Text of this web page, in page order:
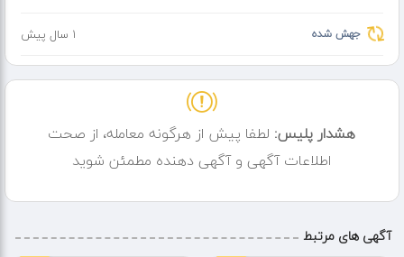
خدمات و نظرات مشتریان ما بیشتر آشنا شوید!
???? برای دریافت مشاوره و ثبت سفارش با ما تماس بگیرید:
**پاک یکتا مشهد – انتخابی مطمئن برای تمیزی و سلامت مبلمان و
جهش شده 1 سال پیش
هشدار پلیس: لطفا پیش از هرگونه معامله، از صحت
اطلاعات آگهی و آگهی دهنده مطمئن شوید
آگهی های مرتبط